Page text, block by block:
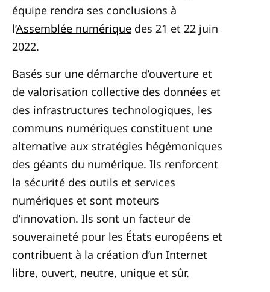
équipe rendra ses conclusions à
l’Assemblée numérique des 21 et 22 juin
2022.
Basés sur une démarche d’ouverture et
de valorisation collective des données et
des infrastructures technologiques, les
communs numériques constituent une
alternative aux stratégies hégémoniques
des géants du numérique. Ils renforcent
la sécurité des outils et services
numériques et sont moteurs
d’innovation. Ils sont un facteur de
souveraineté pour les États européens et
contribuent à la création d’un Internet
libre, ouvert, neutre, unique et sûr.